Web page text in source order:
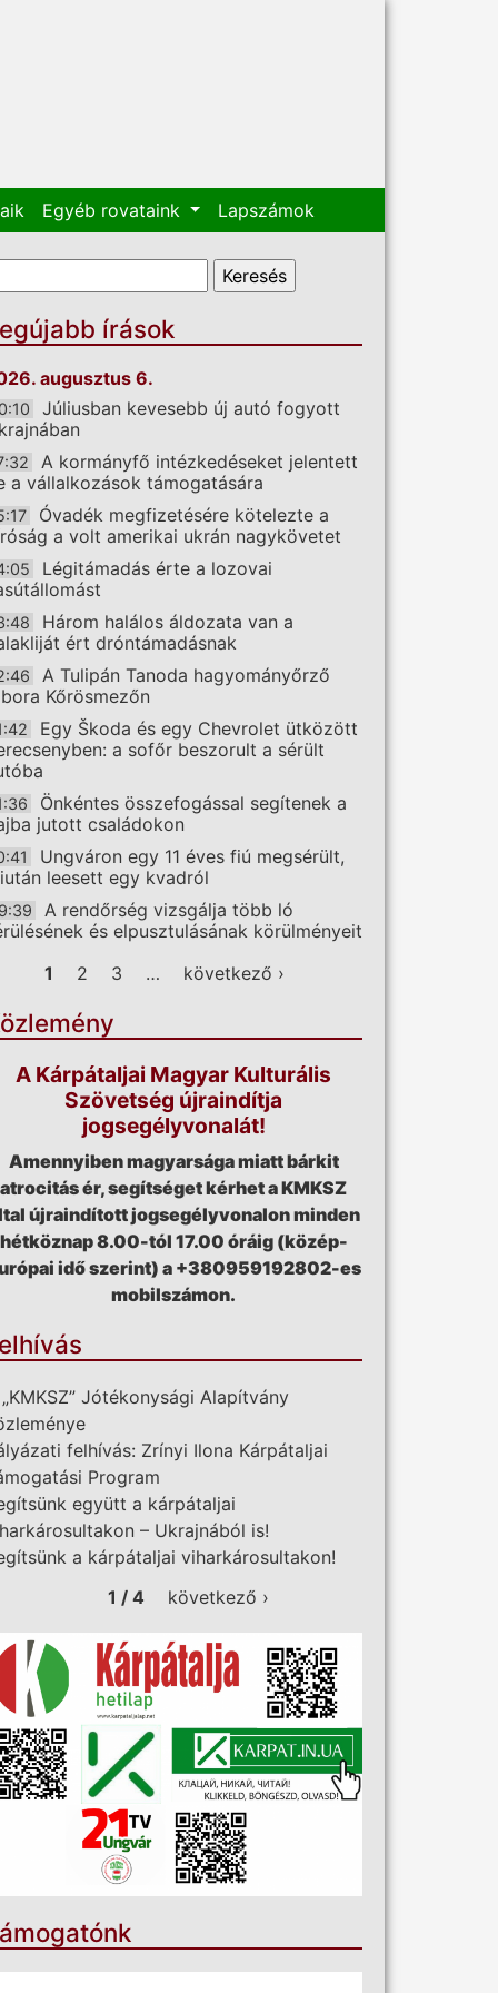
Egyéb rovataink Lapszámok
űrlap
írások
augusztus 6.
Júliusban kevesebb új autó fogyott
A kormányfő intézkedéseket jelentett
a vállalkozások támogatására
Óvadék megfizetésére kötelezte a
a volt amerikai ukrán nagykövetet
Légitámadás érte a lozovai
Három halálos áldozata van a
ért dróntámadásnak
A Tulipán Tanoda hagyományőrző
Kőrösmezőn
Egy Škoda és egy Chevrolet ütközött
a sofőr beszorult a sérült
Önkéntes összefogással segítenek a
jutott családokon
Ungváron egy 11 éves fiú megsérült,
leesett egy kvadról
A rendőrség vizsgálja több ló
és elpusztulásának körülményeit
Oldalak
1 2 3 … következő ›
A Kárpátaljai Magyar Kulturális
Szövetség újraindítja
jogsegélyvonalát!
Amennyiben magyarsága miatt bárkit
atrocitás ér, segítséget kérhet a KMKSZ
újraindított jogsegélyvonalon minden
hétköznap 8.00-tól 17.00 óráig (közép-
idő szerint) a +380959192802-es
mobilszámon.
Jótékonysági Alapítvány
felhívás: Zrínyi Ilona Kárpátaljai
Program
együtt a kárpátaljai
– Ukrajnából is!
a kárpátaljai viharkárosultakon!
1 / 4
következő ›